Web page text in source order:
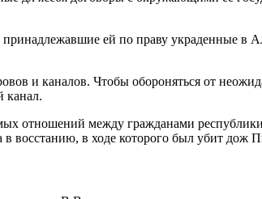
принадлежавшие ей по праву украденные
и каналов. Чтобы обороняться от
канал.
отношений между гражданами
в восстанию, в ходе которого был убит дож